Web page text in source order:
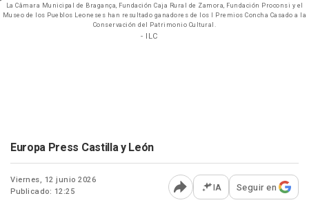
La Câmara Municipal de Bragança, Fundación Caja Rural de Zamora, Fundación Proconsi y el
Museo de los Pueblos Leoneses han resultado ganadores de los I Premios Concha Casado a la
Conservación del Patrimonio Cultural.
- ILC
Europa Press Castilla y León
Viernes, 12 junio 2026
Publicado: 12:25
Abrir opciones para
IA Seguir en